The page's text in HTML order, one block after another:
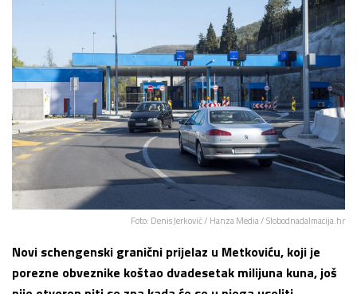
Foto: Denis Jerković / Hanza Media / Slobodnadalmacija.hr
Novi schengenski granični prijelaz u Metkoviću, koji je
porezne obveznike koštao dvadesetak milijuna kuna, još